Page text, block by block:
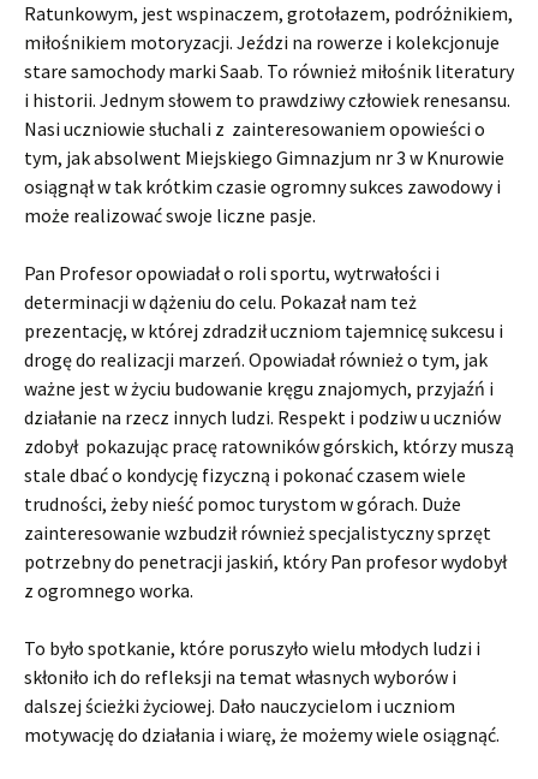
Ratunkowym, jest wspinaczem, grotołazem, podróżnikiem,
miłośnikiem motoryzacji. Jeździ na rowerze i kolekcjonuje
stare samochody marki Saab. To również miłośnik literatury
i historii. Jednym słowem to prawdziwy człowiek renesansu.
Nasi uczniowie słuchali z zainteresowaniem opowieści o
tym, jak absolwent Miejskiego Gimnazjum nr 3 w Knurowie
osiągnął w tak krótkim czasie ogromny sukces zawodowy i
może realizować swoje liczne pasje.
Pan Profesor opowiadał o roli sportu, wytrwałości i
determinacji w dążeniu do celu. Pokazał nam też
prezentację, w której zdradził uczniom tajemnicę sukcesu i
drogę do realizacji marzeń. Opowiadał również o tym, jak
ważne jest w życiu budowanie kręgu znajomych, przyjaźń i
działanie na rzecz innych ludzi. Respekt i podziw u uczniów
zdobył pokazując pracę ratowników górskich, którzy muszą
stale dbać o kondycję fizyczną i pokonać czasem wiele
trudności, żeby nieść pomoc turystom w górach. Duże
zainteresowanie wzbudził również specjalistyczny sprzęt
potrzebny do penetracji jaskiń, który Pan profesor wydobył
z ogromnego worka.
To było spotkanie, które poruszyło wielu młodych ludzi i
skłoniło ich do refleksji na temat własnych wyborów i
dalszej ścieżki życiowej. Dało nauczycielom i uczniom
motywację do działania i wiarę, że możemy wiele osiągnąć.